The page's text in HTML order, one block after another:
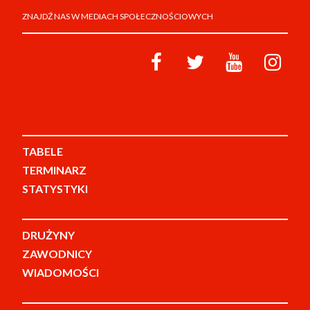
ZNAJDŹ NAS W MEDIACH SPOŁECZNOŚCIOWYCH
TABELE
TERMINARZ
STATYSTYKI
DRUŻYNY
ZAWODNICY
WIADOMOŚCI